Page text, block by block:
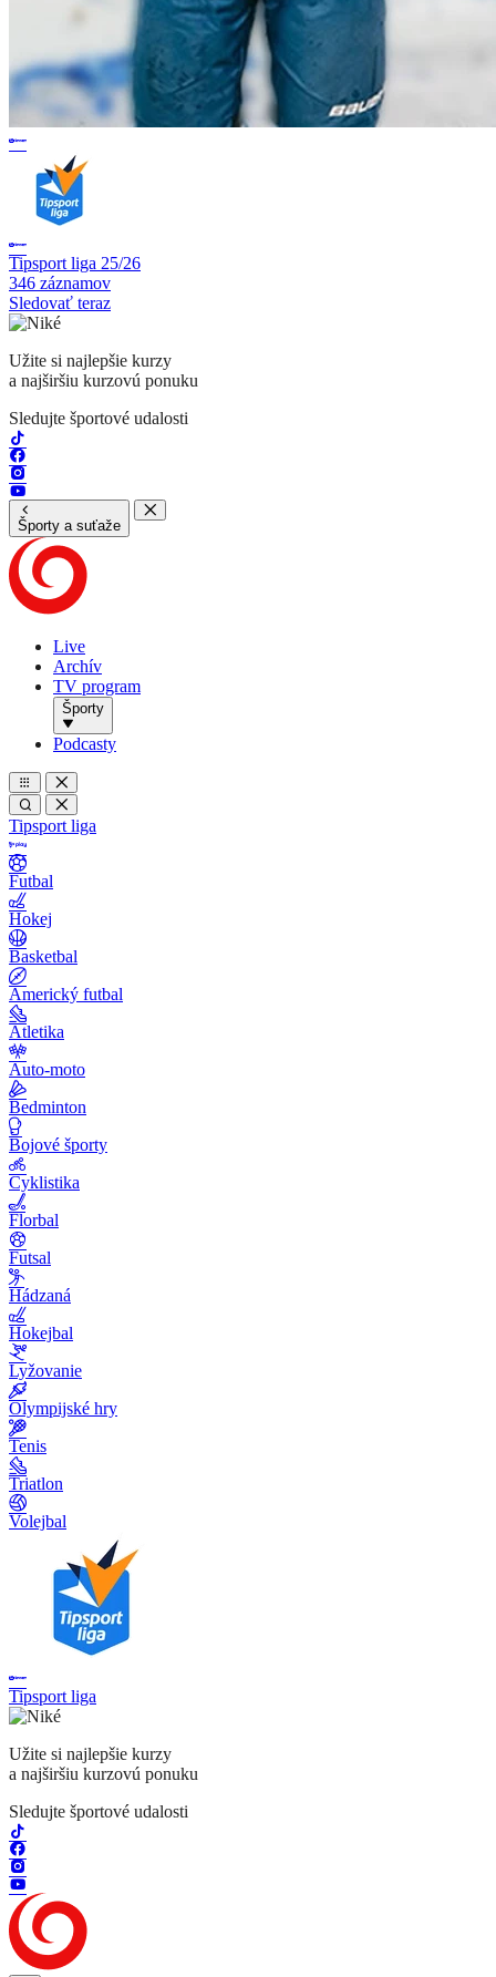
Tipsport liga 25/26
346 záznamov
Sledovať teraz
Užite si najlepšie kurzy
a najširšiu kurzovú ponuku
Sledujte športové udalosti
Športy a suťaže
Live
Archív
TV program
Športy
Podcasty
Tipsport liga
Futbal
Hokej
Basketbal
Americký futbal
Atletika
Auto-moto
Bedminton
Bojové športy
Cyklistika
Florbal
Futsal
Hádzaná
Hokejbal
Lyžovanie
Olympijské hry
Tenis
Triatlon
Volejbal
Tipsport liga
Užite si najlepšie kurzy
a najširšiu kurzovú ponuku
Sledujte športové udalosti